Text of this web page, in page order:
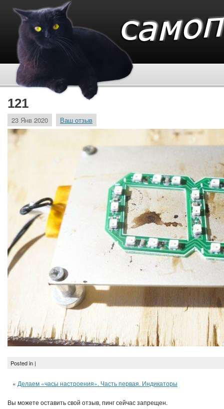
121
23 Янв 2020 Ваш отзыв
Posted in |
« Делаем «часы настроения». Часть первая. Индикаторы
Вы можете оставить свой отзыв, пинг сейчас запрещен.